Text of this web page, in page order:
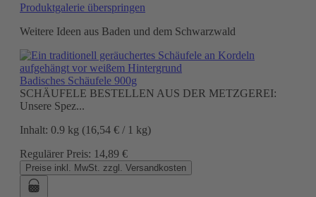
Produktgalerie überspringen
Weitere Ideen aus Baden und dem Schwarzwald
Badisches Schäufele 900g
SCHÄUFELE BESTELLEN AUS DER METZGEREI:
Unsere Spez...
Inhalt: 0.9 kg (16,54 € / 1 kg)
Regulärer Preis: 14,89 €
Preise inkl. MwSt. zzgl. Versandkosten